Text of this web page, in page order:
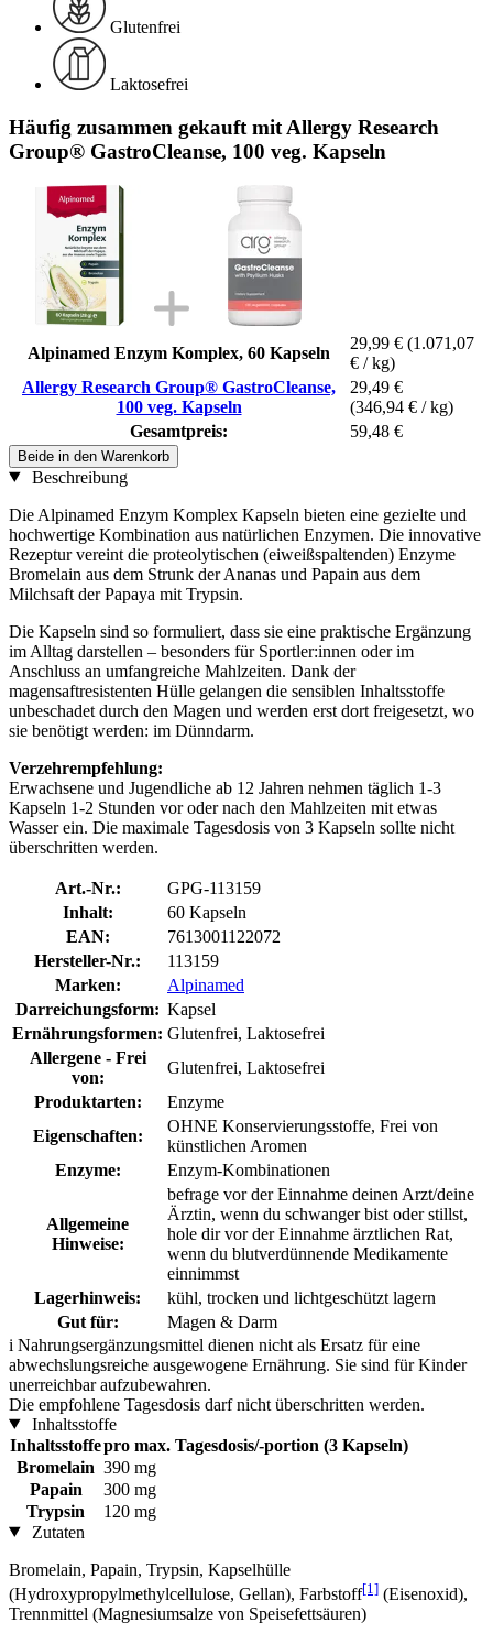
Glutenfrei
Laktosefrei
Häufig zusammen gekauft mit Allergy Research
Group® GastroCleanse, 100 veg. Kapseln
Alpinamed Enzym Komplex, 60 Kapseln
29,99 € (1.071,07
€ / kg)
Allergy Research Group® GastroCleanse,
100 veg. Kapseln
29,49 €
(346,94 € / kg)
Gesamtpreis:
59,48 €
Beide in den Warenkorb
Beschreibung
Die Alpinamed Enzym Komplex Kapseln bieten eine gezielte und
hochwertige Kombination aus natürlichen Enzymen. Die innovative
Rezeptur vereint die proteolytischen (eiweißspaltenden) Enzyme
Bromelain aus dem Strunk der Ananas und Papain aus dem
Milchsaft der Papaya mit Trypsin.
Die Kapseln sind so formuliert, dass sie eine praktische Ergänzung
im Alltag darstellen – besonders für Sportler:innen oder im
Anschluss an umfangreiche Mahlzeiten. Dank der
magensaftresistenten Hülle gelangen die sensiblen Inhaltsstoffe
unbeschadet durch den Magen und werden erst dort freigesetzt, wo
sie benötigt werden: im Dünndarm.
Verzehrempfehlung:
Erwachsene und Jugendliche ab 12 Jahren nehmen täglich 1-3
Kapseln 1-2 Stunden vor oder nach den Mahlzeiten mit etwas
Wasser ein. Die maximale Tagesdosis von 3 Kapseln sollte nicht
überschritten werden.
Art.-Nr.:
GPG-113159
Inhalt:
60 Kapseln
EAN:
7613001122072
Hersteller-Nr.:
113159
Marken:
Alpinamed
Darreichungsform: Kapsel
Ernährungsformen: Glutenfrei, Laktosefrei
Allergene - Frei
von:
Glutenfrei, Laktosefrei
Produktarten:
Enzyme
Eigenschaften:
OHNE Konservierungsstoffe, Frei von
künstlichen Aromen
Enzyme:
Enzym-Kombinationen
Allgemeine
Hinweise:
befrage vor der Einnahme deinen Arzt/deine
Ärztin, wenn du schwanger bist oder stillst,
hole dir vor der Einnahme ärztlichen Rat,
wenn du blutverdünnende Medikamente
einnimmst
Lagerhinweis:
kühl, trocken und lichtgeschützt lagern
Gut für:
Magen & Darm
i Nahrungsergänzungsmittel dienen nicht als Ersatz für eine
abwechslungsreiche ausgewogene Ernährung. Sie sind für Kinder
unerreichbar aufzubewahren.
Die empfohlene Tagesdosis darf nicht überschritten werden.
Inhaltsstoffe
Inhaltsstoffepro max. Tagesdosis/-portion (3 Kapseln)
Bromelain 390 mg
Papain
300 mg
Trypsin
120 mg
Zutaten
Bromelain, Papain, Trypsin, Kapselhülle
(Hydroxypropylmethylcellulose, Gellan), Farbstoff[1] (Eisenoxid),
Trennmittel (Magnesiumsalze von Speisefettsäuren)